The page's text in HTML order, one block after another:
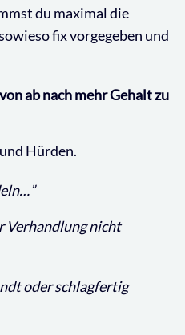
du maximal die
fix vorgegeben und
ab nach mehr Gehalt zu
Hürden.
Verhandlung nicht
oder schlagfertig